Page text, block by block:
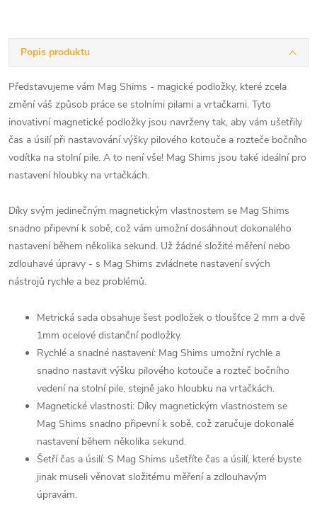
Popis produktu
Představujeme vám Mag Shims - magické podložky, které zcela
změní váš způsob práce se stolními pilami a vrtačkami. Tyto
inovativní magnetické podložky jsou navrženy tak, aby vám ušetřily
čas a úsilí při nastavování výšky pilového kotouče a rozteče bočního
vodítka na stolní pile. A to není vše! Mag Shims jsou také ideální pro
nastavení hloubky na vrtačkách.
Díky svým jedinečným magnetickým vlastnostem se Mag Shims
snadno připevní k sobě, což vám umožní dosáhnout dokonalého
nastavení během několika sekund. Už žádné složité měření nebo
zdlouhavé úpravy - s Mag Shims zvládnete nastavení svých
nástrojů rychle a bez problémů.
Metrická sada obsahuje šest podložek o tloušťce 2 mm a dvě
1mm ocelové distanční podložky.
Rychlé a snadné nastavení: Mag Shims umožní rychle a
snadno nastavit výšku pilového kotouče a rozteč bočního
vedení na stolní pile, stejně jako hloubku na vrtačkách.
Magnetické vlastnosti: Díky magnetickým vlastnostem se
Mag Shims snadno připevní k sobě, což zaručuje dokonalé
nastavení během několika sekund.
Šetří čas a úsilí: S Mag Shims ušetříte čas a úsilí, které byste
jinak museli věnovat složitému měření a zdlouhavým
úpravám.